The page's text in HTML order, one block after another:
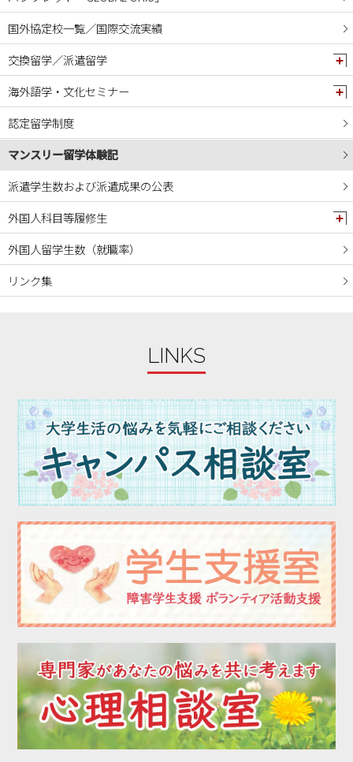
2024年09月
2024年08月
2024年07月
2024年06月
2024年05月
2024年04月
2024年03月
2024年02月
2024年01月
2023年12月
2023年11月
2023年10月
2023年05月
2023年04月
2023年03月
2023年02月
2023年01月
2022年12月
2022年11月
2022年10月
2022年09月
2022年08月
2022年06月
2022年05月
2022年04月
2022年03月
国外協定校一覧／国際交流実績
交換留学／派遣留学
海外語学・文化セミナー
認定留学制度
マンスリー留学体験記
派遣学生数および派遣成果の公表
外国人科目等履修生
外国人留学生数（就職率）
リンク集
LINKS